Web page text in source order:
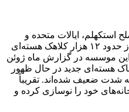
ایالات متحده و
روسیه در مجموع حدود ۹۰ درصد از حدود ۱۲ هزار کلاهک هسته‌ای
این موسسه در گزارش ماه ژوئن
هسته‌ای جدید در حال ظهور
شدت ضعیف شده‌اند. تقریباً
خود را نوسازی کرده و